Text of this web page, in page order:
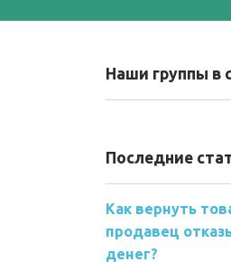
Наши группы в
Последние
Как вернуть
продавец
денег?